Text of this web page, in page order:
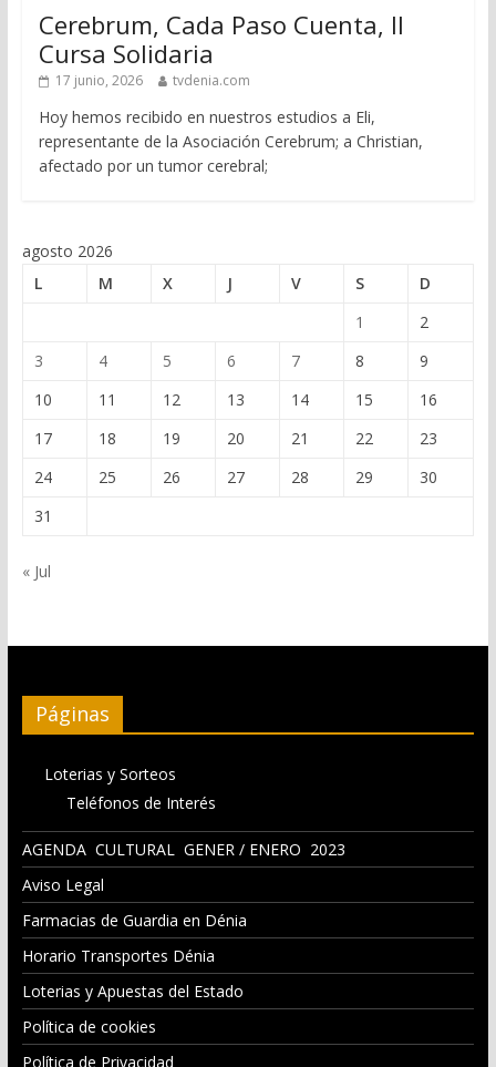
Cerebrum, Cada Paso Cuenta, II
Cursa Solidaria
17 junio, 2026 tvdenia.com
Hoy hemos recibido en nuestros estudios a Eli,
representante de la Asociación Cerebrum; a Christian,
afectado por un tumor cerebral;
agosto 2026
L
M X J V S
D
1
2
3
4 5 6 7 8
9
10
11 12 13 14 15
16
17
18 19 20 21 22
23
24
25 26 27 28 29
30
31
« Jul
Páginas
Loterias y Sorteos
Teléfonos de Interés
AGENDA CULTURAL GENER / ENERO 2023
Aviso Legal
Farmacias de Guardia en Dénia
Horario Transportes Dénia
Loterias y Apuestas del Estado
Política de cookies
Política de Privacidad